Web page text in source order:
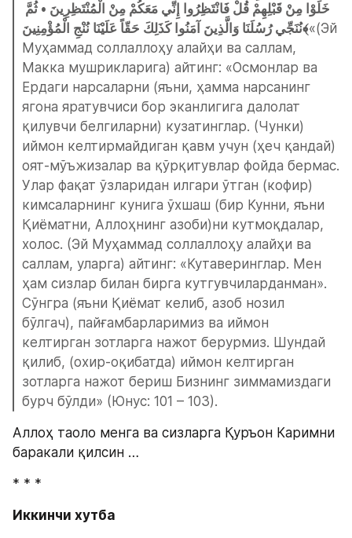
نُنَجِّي رُسُلَنَا وَالَّذِينَ آمَنُوا كَذَلِكَ حَقّاً عَلَيْنَا نُنْجِ الْمُؤْمِنِينَ﴾«(Эй
Муҳаммад соллаллоҳу алайҳи ва саллам,
Макка мушрикларига) айтинг: «Осмонлар ва
Ердаги нарсаларни (яъни, ҳамма нарсанинг
ягона яратувчиси бор эканлигига далолат
қилувчи белгиларни) кузатинглар. (Чунки)
иймон келтирмайдиган қавм учун (ҳеч қандай)
оят-мўъжизалар ва қўрқитувлар фойда бермас.
Улар фақат ўзларидан илгари ўтган (кофир)
кимсаларнинг кунига ўхшаш (бир Кунни, яъни
Қиёматни, Аллоҳнинг азоби)ни кутмоқдалар,
холос. (Эй Муҳаммад соллаллоҳу алайҳи ва
саллам, уларга) айтинг: «Кутаверинглар. Мен
ҳам сизлар билан бирга кутгувчиларданман».
Сўнгра (яъни Қиёмат келиб, азоб нозил
бўлгач), пайғамбарларимиз ва иймон
келтирган зотларга нажот берурмиз. Шундай
қилиб, (охир-оқибатда) иймон келтирган
зотларга нажот бериш Бизнинг зиммамиздаги
бурч бўлди» (Юнус: 101 – 103).
Аллоҳ таоло менга ва сизларга Қуръон Каримни
баракали қилсин …
* * *
Иккинчи хутба